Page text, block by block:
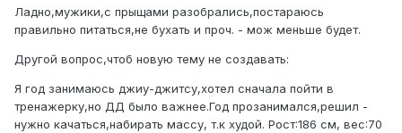
Ладно,мужики,с прыщами разобрались,постараюсь
правильно питаться,не бухать и проч. - мож меньше будет.
Другой вопрос,чтоб новую тему не создавать:
Я год занимаюсь джиу-джитсу,хотел сначала пойти в
тренажерку,но ДД было важнее.Год прозанимался,решил -
нужно качаться,набирать массу, т.к худой. Рост:186 см, вес:70